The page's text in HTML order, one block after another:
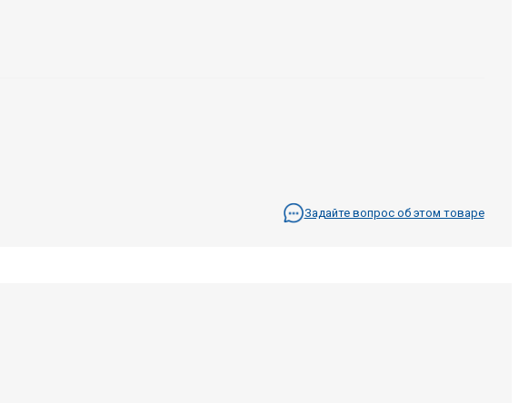
Задайте вопрос об этом товаре